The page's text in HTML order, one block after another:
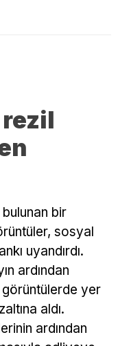
bir
sosyal
uyandırdı.
ardından
yer
aldı.
ardından